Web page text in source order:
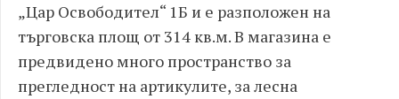
„Цар Освободител“ 1Б и е разположен на
търговска площ от 314 кв.м. В магазина е
предвидено много пространство за
прегледност на артикулите, за лесна